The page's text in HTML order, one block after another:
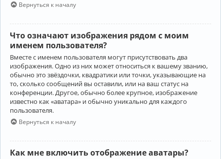
Вернуться к началу
Что означают изображения рядом с моим
именем пользователя?
Вместе с именем пользователя могут присутствовать два
изображения. Одно из них может относиться к вашему званию,
обычно это звёздочки, квадратики или точки, указывающие на
то, сколько сообщений вы оставили, или на ваш статус на
конференции. Другое, обычно более крупное, изображение
известно как «аватара» и обычно уникально для каждого
пользователя.
Вернуться к началу
Как мне включить отображение аватары?